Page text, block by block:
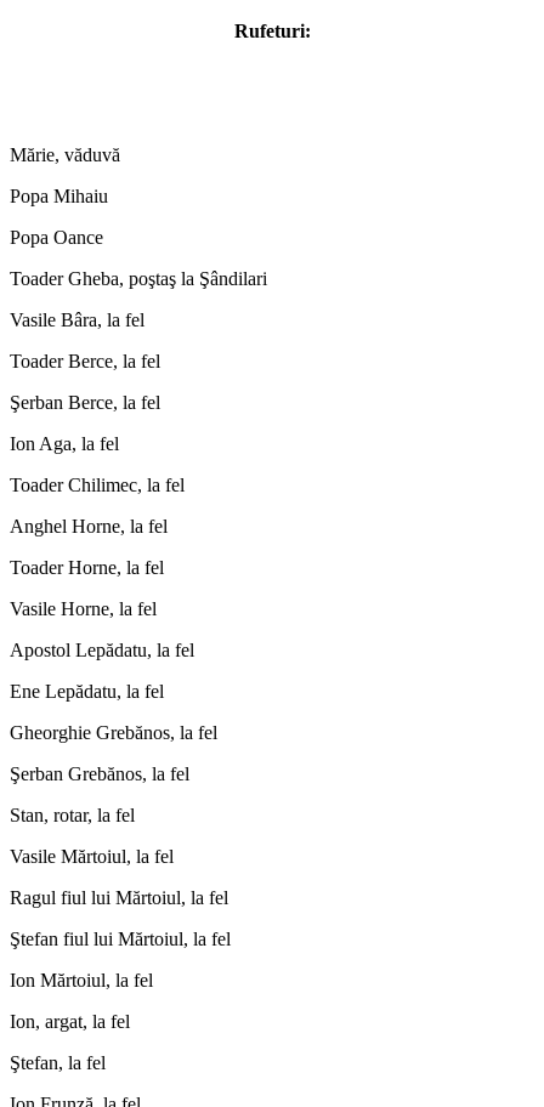
Rufeturi:
Mărie, văduvă
Popa Mihaiu
Popa Oance
Toader Gheba, poştaş la Şândilari
Vasile Bâra, la fel
Toader Berce, la fel
Şerban Berce, la fel
Ion Aga, la fel
Toader Chilimec, la fel
Anghel Horne, la fel
Toader Horne, la fel
Vasile Horne, la fel
Apostol Lepădatu, la fel
Ene Lepădatu, la fel
Gheorghie Grebănos, la fel
Şerban Grebănos, la fel
Stan, rotar, la fel
Vasile Mărtoiul, la fel
Ragul fiul lui Mărtoiul, la fel
Ştefan fiul lui Mărtoiul, la fel
Ion Mărtoiul, la fel
Ion, argat, la fel
Ştefan, la fel